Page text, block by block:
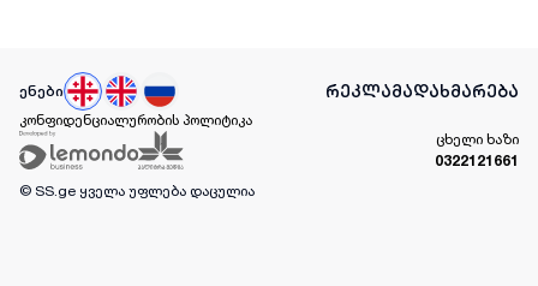
ენები რეკლამადახმარება
კონფიდენციალურობის პოლიტიკა
ცხელი ხაზი
0322121661
© SS.ge ყველა უფლება დაცულია